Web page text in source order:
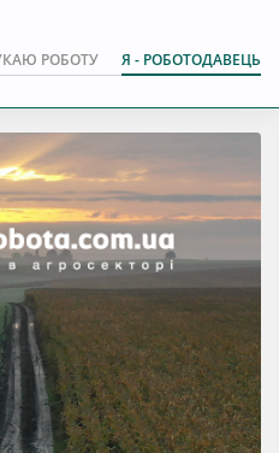
РОБОТУ Я - РОБОТОДАВЕЦЬ